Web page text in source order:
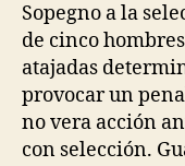
Sopegno a la
de cinco
atajadas
provocar un
no vera acción
con selección.